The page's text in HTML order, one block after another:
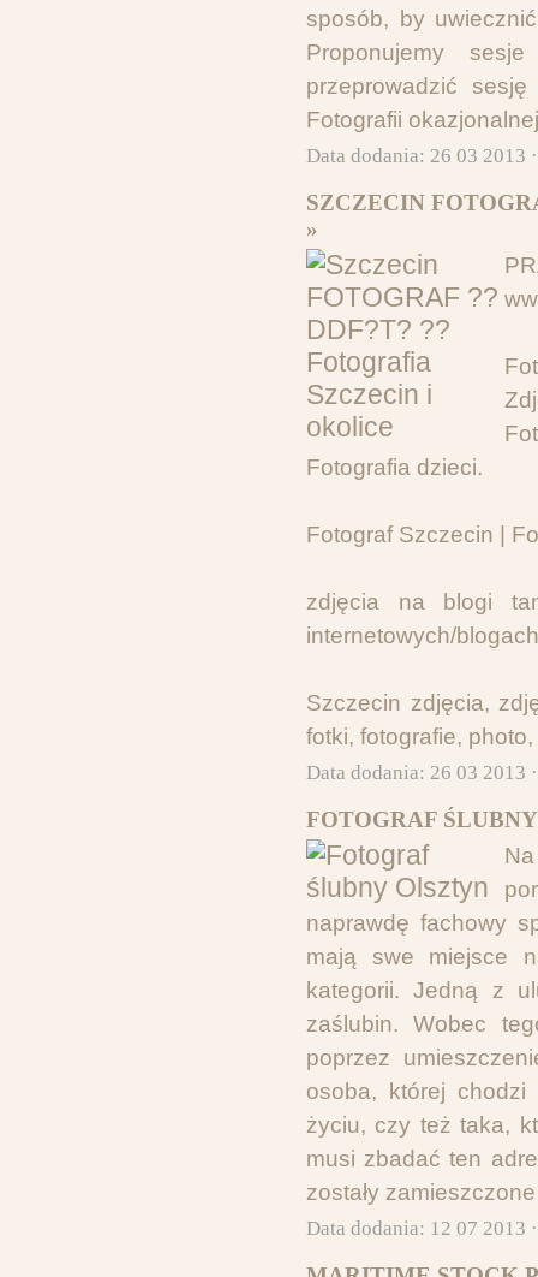
sposób, by
Proponujemy
przeprowadzić
Fotografii
Data dodania: 26 03 2013
SZCZECIN
»
Fotografia dzieci.
Fotograf Szczecin |
zdjęcia na blogi
internetowych/blogach
Szczecin zdjęcia,
fotki, fotografie,
Data dodania: 26 03 2013
FOTOGRAF
naprawdę fachowy
mają swe miejsce
kategorii. Jedną z
zaślubin. Wobec
poprzez
osoba, której chodzi
życiu, czy też taka,
musi zbadać ten
zostały
Data dodania: 12 07 2013